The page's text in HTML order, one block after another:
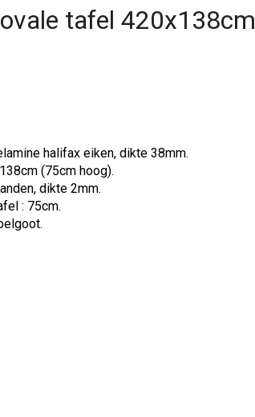
tafel 420x138cm
halifax eiken, dikte 38mm.
(75cm hoog).
dikte 2mm.
: 75cm.